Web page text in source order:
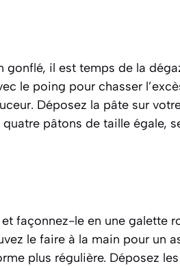
gonflé, il est temps de la
le poing pour chasser
Déposez la pâte sur
pâtons de taille égale,
façonnez-le en une galette
le faire à la main pour un
plus régulière. Déposez